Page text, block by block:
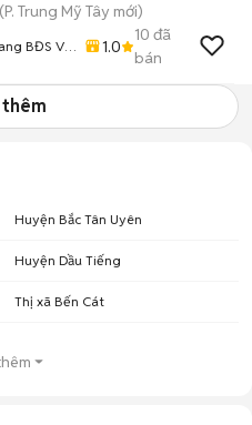
(P. Trung Mỹ Tây mới)
BĐS Vũ
1.0
10 đã
bán
Huyện Bắc Tân Uyên
Huyện Dầu Tiếng
Thị xã Bến Cát